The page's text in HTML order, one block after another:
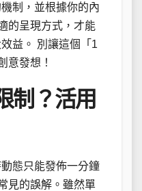
制，並根據你的內
的呈現方式，才能
益。 別讓這個「1
意發想！
制？活用
態只能發佈一分鐘
見的誤解。雖然單